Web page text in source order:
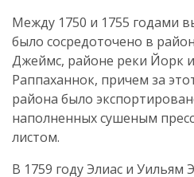
Между 1750 и 1755 годами
было сосредоточено в
Джеймс, районе реки Йорк
Раппаханнок, причем за
района было
наполненных сушеным
листом.
В 1759 году Элиас и Уильям